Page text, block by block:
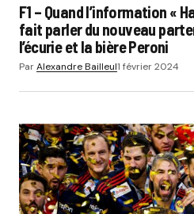
F1 – Quand l’information «
fait parler du nouveau
l’écurie et la bière Peroni
ParAlexandre Bailleul1 février 2024